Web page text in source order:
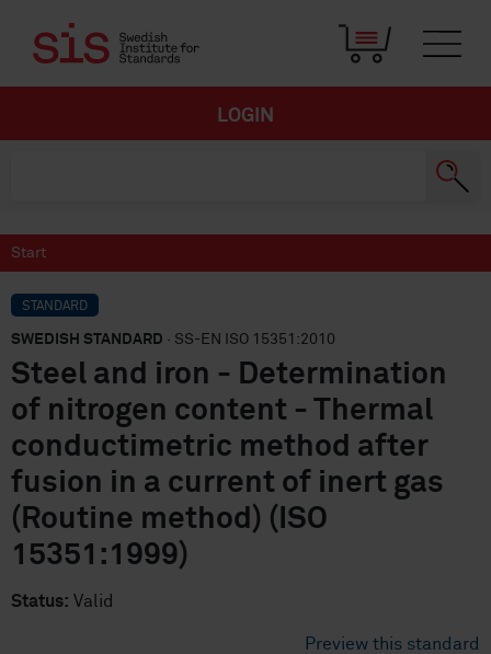
LOGIN
Start
STANDARD
SWEDISH STANDARD · SS-EN ISO 15351:2010
Steel and iron - Determination
of nitrogen content - Thermal
conductimetric method after
fusion in a current of inert gas
(Routine method) (ISO
15351:1999)
Status: Valid
Preview this standard